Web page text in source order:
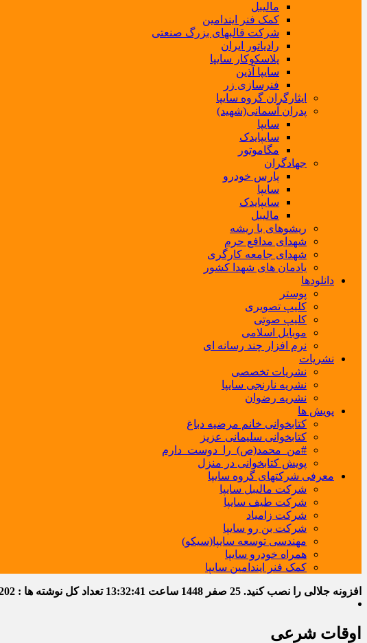
مالیبل
کمک فنر ایندامین
شرکت قالبهای بزرگ صنعتی
رادیاتور ایران
پلاسکوکار سایپا
سایپا آذین
فنرسازی زر
ایثارگران گروه سایپا
پدران آسمانی(شهید)
سایپا
سایپایدک
مگاموتور
جهادگران
پارس خودرو
سایپا
سایپایدک
مالیبل
ریشوهای با ریشه
شهدای مدافع حرم
شهدای جامعه کارگری
یادمان های شهدا کشور
دانلودها
پوستر
کلیپ تصویری
کلیپ صوتی
موبایل اسلامی
نرم افزار چند رسانه ای
نشریات
نشریات تخصصی
نشریه نارنجی سایپا
نشریه رضوان
پویش ها
کتابخوانی خانم مرضیه دباغ
کتابخوانی سلیمانی عزیز
#من_محمد(ص)_را_دوست_دارم
پویش کتابخوانی در منزل
معرفی شرکتهای گروه سایپا
شرکت مالیبل سایپا
شرکت طیف سایپا
شرکت زامیاد
شرکت بن رو سایپا
مهندسی توسعه سایپا(سیکو)
همراه خودرو سایپا
کمک فنر ایندامین سایپا
افزونه جلالی را نصب کنید. 25 صفر 1448 ساعت 13:32:42 تعداد کل نوشته ها : 1202
اوقات شرعی